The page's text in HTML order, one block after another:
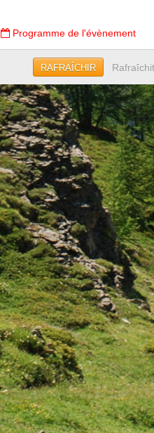
Programme de l'évènement
RAFRAÎCHIR